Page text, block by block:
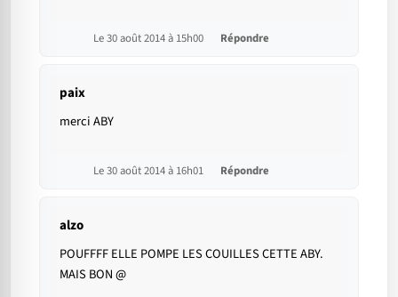
Le 30 août 2014 à 15h00 Répondre
paix
merci ABY
Le 30 août 2014 à 16h01 Répondre
alzo
POUFFFF ELLE POMPE LES COUILLES CETTE ABY.
MAIS BON @